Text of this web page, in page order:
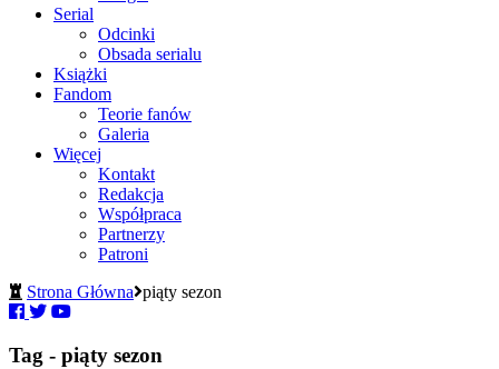
Serial
Odcinki
Obsada serialu
Książki
Fandom
Teorie fanów
Galeria
Więcej
Kontakt
Redakcja
Współpraca
Partnerzy
Patroni
Strona Główna piąty sezon
Tag - piąty sezon